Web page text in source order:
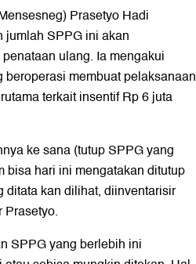
Prasetyo Hadi
jumlah SPPG ini akan
ulang. Ia mengakui
membuat pelaksanaan
terkait insentif Rp 6 juta
ke sana (tutup SPPG yang
bisa hari ini mengatakan ditutup
ditata kan dilihat, diinventarisir
Prasetyo.
SPPG yang berlebih ini